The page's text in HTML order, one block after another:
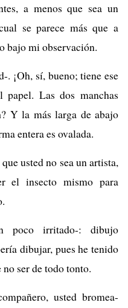
a menos que sea un
se parece más que a
bajo mi observación.
. ¡Oh, sí, bueno; tiene ese
papel. Las dos manchas
Y la más larga de abajo
entera es ovalada.
usted no sea un artista,
el insecto mismo para
irritado-: dibujo
dibujar, pues he tenido
ser de todo tonto.
usted bromea-